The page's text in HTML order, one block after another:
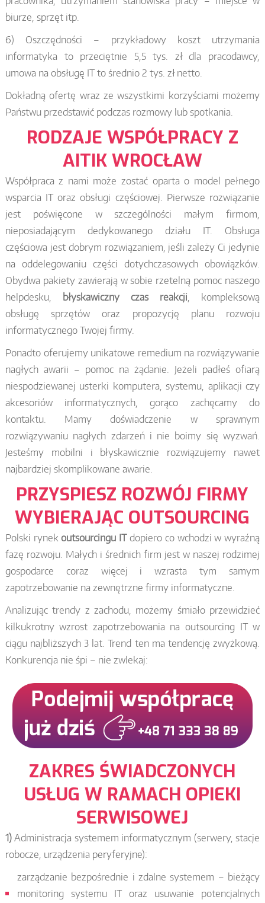
biurze, sprzęt itp.
6) Oszczędności – przykładowy koszt utrzymania
informatyka to przeciętnie 5,5 tys. zł dla pracodawcy,
umowa na obsługę IT to średnio 2 tys. zł netto.
Dokładną ofertę wraz ze wszystkimi korzyściami możemy
Państwu przedstawić podczas rozmowy lub spotkania.
RODZAJE WSPÓŁPRACY Z
AITIK WROCŁAW
Współpraca z nami może zostać oparta o model pełnego
wsparcia IT oraz obsługi częściowej. Pierwsze rozwiązanie
jest poświęcone w szczególności małym firmom,
nieposiadającym dedykowanego działu IT. Obsługa
częściowa jest dobrym rozwiązaniem, jeśli zależy Ci jedynie
na oddelegowaniu części dotychczasowych obowiązków.
Obydwa pakiety zawierają w sobie rzetelną pomoc naszego
helpdesku,
błyskawiczny czas reakcji , kompleksową
obsługę sprzętów oraz propozycję planu rozwoju
informatycznego Twojej firmy.
Ponadto oferujemy unikatowe remedium na rozwiązywanie
nagłych awarii – pomoc na żądanie. Jeżeli padłeś ofiarą
niespodziewanej usterki komputera, systemu, aplikacji czy
akcesoriów informatycznych, gorąco zachęcamy do
kontaktu. Mamy doświadczenie w sprawnym
rozwiązywaniu nagłych zdarzeń i nie boimy się wyzwań.
Jesteśmy mobilni i błyskawicznie rozwiązujemy nawet
najbardziej skomplikowane awarie.
PRZYSPIESZ ROZWÓJ FIRMY
WYBIERAJĄC OUTSOURCING
Polski rynekoutsourcingu ITdopiero co wchodzi w wyraźną
fazę rozwoju. Małych i średnich firm jest w naszej rodzimej
gospodarce coraz więcej i wzrasta tym samym
zapotrzebowanie na zewnętrzne firmy informatyczne.
Analizując trendy z zachodu, możemy śmiało przewidzieć
kilkukrotny wzrost zapotrzebowania na outsourcing IT w
ciągu najbliższych 3 lat. Trend ten ma tendencję zwyżkową.
Konkurencja nie śpi – nie zwlekaj:
ZAKRES ŚWIADCZONYCH
USŁUG W RAMACH OPIEKI
SERWISOWEJ
1)Administracja systemem informatycznym (serwery, stacje
robocze, urządzenia peryferyjne):
zarządzanie bezpośrednie i zdalne systemem – bieżący
monitoring systemu IT oraz usuwanie potencjalnych